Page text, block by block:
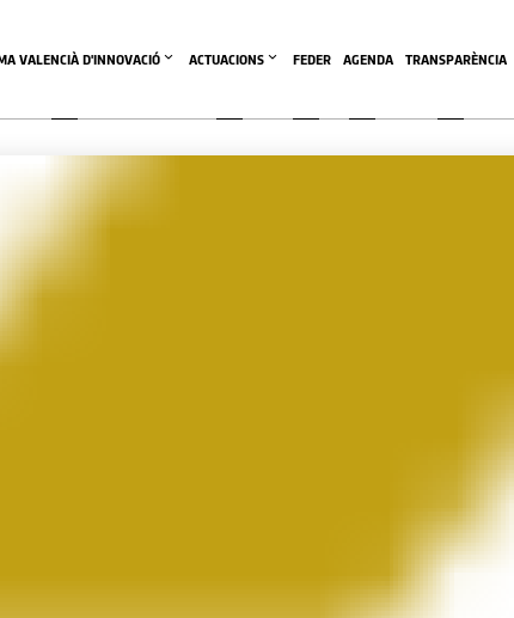
VALENCIÀ D'INNOVACIÓ ACTUACIONS FEDER AGENDA TRANSPARÈNCIA